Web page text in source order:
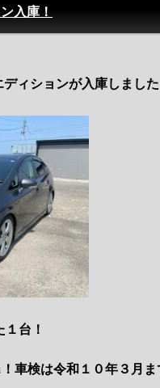
入庫！
ィションが入庫しまし
台！
車検は令和１０年３月